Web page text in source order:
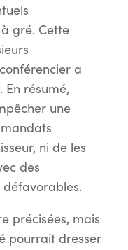
gré. Cette
a
résumé,
une
ni de les
des
défavorables.
précisées, mais
pourrait dresser